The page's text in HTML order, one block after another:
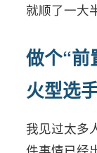
就顺了一大
做个“前
火型选
我见过太多